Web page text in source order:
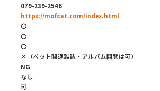
079-239-2546
https://mofcat.com/index.html
〇
〇
〇
×（ペット関連雑誌・アルバム閲覧は可）
NG
なし
可